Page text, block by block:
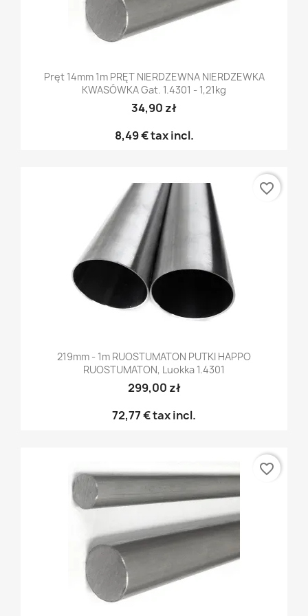
Pręt 14mm 1m PRĘT NIERDZEWNA NIERDZEWKA
KWASÓWKA Gat. 1.4301 - 1,21kg
34,90 zł
8,49 €tax incl.
219mm - 1m RUOSTUMATON PUTKI HAPPO
RUOSTUMATON, Luokka 1.4301
299,00 zł
72,77 €tax incl.
favorite_border
favorite_border